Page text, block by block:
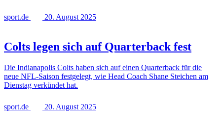
sport.de 20. August 2025
Colts legen sich auf Quarterback fest
Die Indianapolis Colts haben sich auf einen Quarterback für die
neue NFL-Saison festgelegt, wie Head Coach Shane Steichen am
Dienstag verkündet hat.
sport.de 20. August 2025